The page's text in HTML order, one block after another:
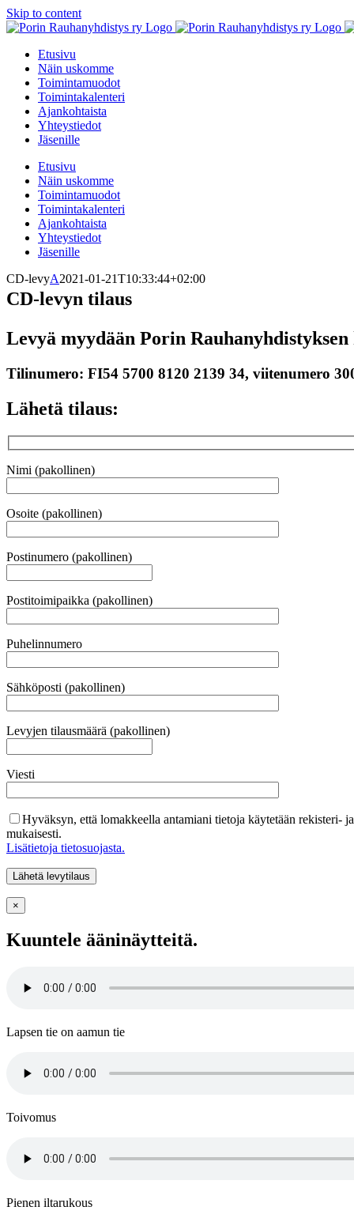
Skip to content
Etusivu
Näin uskomme
Toimintamuodot
Toimintakalenteri
Ajankohtaista
Yhteystiedot
Jäsenille
Etusivu
Näin uskomme
Toimintamuodot
Toimintakalenteri
Ajankohtaista
Yhteystiedot
Jäsenille
CD-levyA2021-01-21T10:33:44+02:00
CD-levyn tilaus
Levyä myydään Porin
Tilinumero: FI54 5700 8120 2139 34, viitenumero
Lähetä tilaus:
Nimi (pakollinen)
Osoite (pakollinen)
Postinumero (pakollinen)
Postitoimipaikka (pakollinen)
Puhelinnumero
Sähköposti (pakollinen)
Levyjen tilausmäärä (pakollinen)
Viesti
Hyväksyn, että lomakkeella antamiani tietoja käytetään rekisteri-
mukaisesti.
Lisätietoja tietosuojasta.
×
Kuuntele ääninäytteitä.
Lapsen tie on aamun tie
Toivomus
Pienen iltarukous